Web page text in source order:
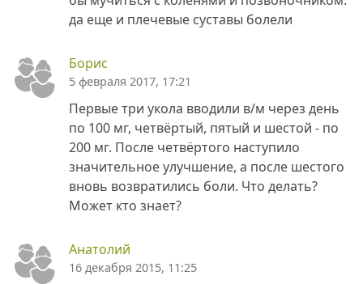
да еще и плечевые суставы болели
Борис
5 февраля 2017, 17:21
Первые три укола вводили в/м через день
по 100 мг, четвёртый, пятый и шестой - по
200 мг. После четвёртого наступило
значительное улучшение, а после шестого
вновь возвратились боли. Что делать?
Может кто знает?
Анатолий
16 декабря 2015, 11:25